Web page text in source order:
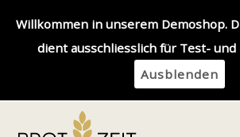
Willkommen in unserem Demoshop.
dient ausschliesslich für Test- und
Ausblenden